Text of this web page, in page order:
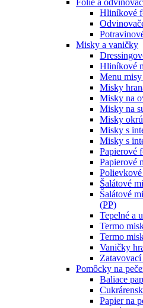
Hliníkové
Misky a vaničky
Hliníkové
Menu misy
Misky
Misky na
Misky na
Misky
Misky s
Misky s
Papierové
Papierové
Šalátové
Šalátové
(PP)
Tepelné a
Termo
Termo
Vaničky
Zatavovací
Pomôcky na
Baliace
Papier na